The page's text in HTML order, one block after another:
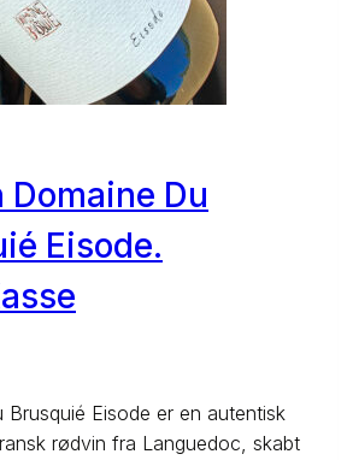
Domaine Du
Eisode.
Brusquié Eisode er en autentisk
rødvin fra Languedoc, skabt